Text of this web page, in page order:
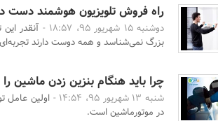
راه فروش تلویزیون هوشمند دست
دوشنبه 15 شهریور 95، 18:57 -
آنقدر
بزرگ نمی‌شناسد و همه دوست دارند
چرا باید هنگام بنزین زدن ماشین
شنبه 13 شهریور 95، 14:54 -
اولین عامل
در موتورماشین است.